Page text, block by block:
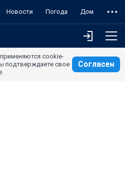
Новости Погода Дом
cookie-
подтверждаете свое
Согласен